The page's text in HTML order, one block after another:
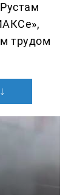
трудом